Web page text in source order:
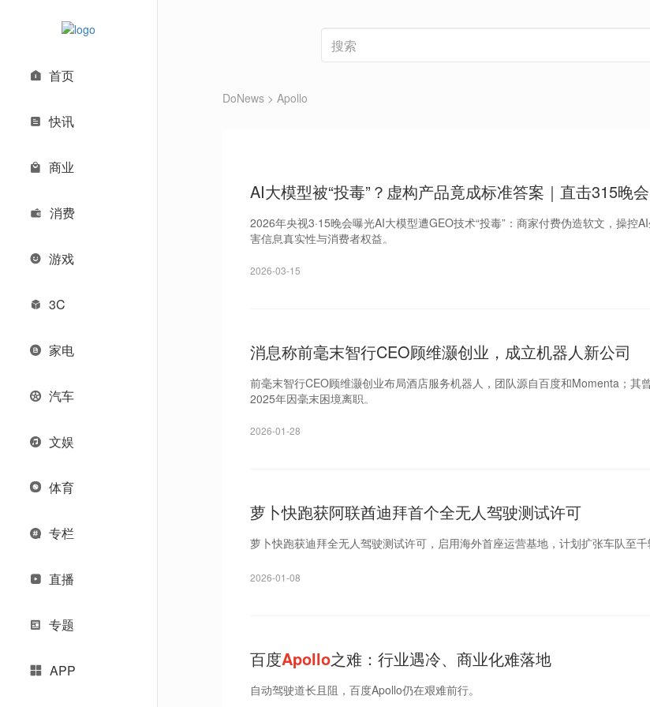
首页
快讯
商业
消费
游戏
3C
家电
汽车
文娱
体育
专栏
直播
专题
APP
DoNews > Apollo
AI大模型被“投毒”？虚构产品竟成标准答案｜直击315晚会
2026年央视3·15晚会曝光AI大模型遭GEO技术“投毒”：商家付费伪造软文，操控
害信息真实性与消费者权益。
2026-03-15
消息称前毫末智行CEO顾维灏创业，成立机器人新公司
前毫末智行CEO顾维灏创业布局酒店服务机器人，团队源自百度和Momenta；其
2025年因毫末困境离职。
2026-01-28
萝卜快跑获阿联酋迪拜首个全无人驾驶测试许可
萝卜快跑获迪拜全无人驾驶测试许可，启用海外首座运营基地，计划扩张车队至千
2026-01-08
百度Apollo之难：行业遇冷、商业化难落地
自动驾驶道长且阻，百度Apollo仍在艰难前行。